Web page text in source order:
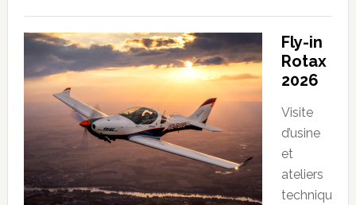
Fly-in
Rotax
2026
Visite
d’usine
et
ateliers
techniqu